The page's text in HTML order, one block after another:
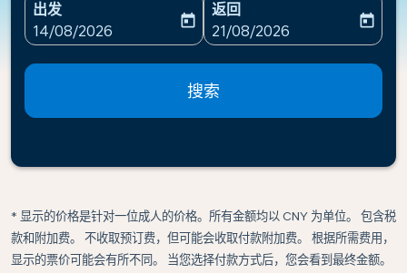
出发
fc-booking-departure-date-aria-label
14/08/2026
today
返回
fc-booking-return-date-
21/08/2026
today
搜索
* 显示的价格是针对一位成人的价格。所有金额均以 CNY 为单位。 包含税
款和附加费。 不收取预订费，但可能会收取付款附加费。 根据所需费用，
显示的票价可能会有所不同。 当您选择付款方式后，您会看到最终金额。